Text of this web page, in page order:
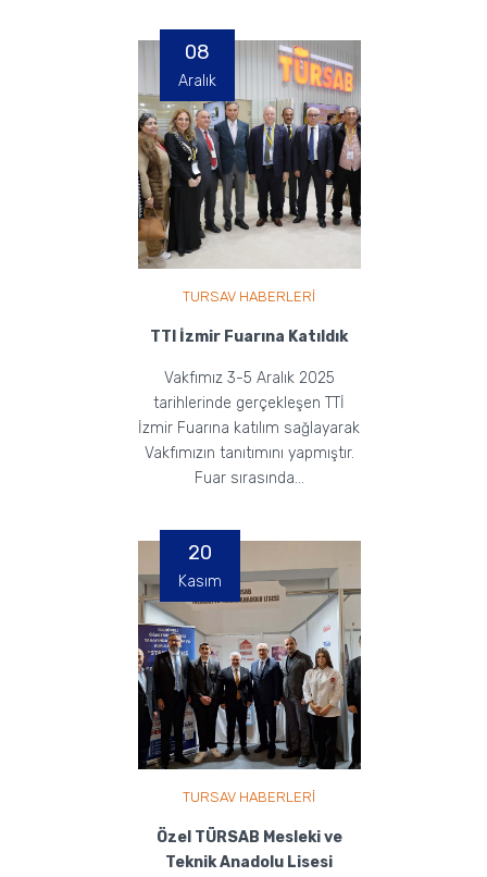
TURSAV HABERLERİ
TTI İzmir Fuarına Katıldık
Vakfımız 3-5 Aralık 2025
tarihlerinde gerçekleşen TTİ
İzmir Fuarına katılım sağlayarak
Vakfımızın tanıtımını yapmıştır.
Fuar sırasında...
08
Aralık
TURSAV HABERLERİ
Özel TÜRSAB Mesleki ve
Teknik Anadolu Lisesi
20
Kasım